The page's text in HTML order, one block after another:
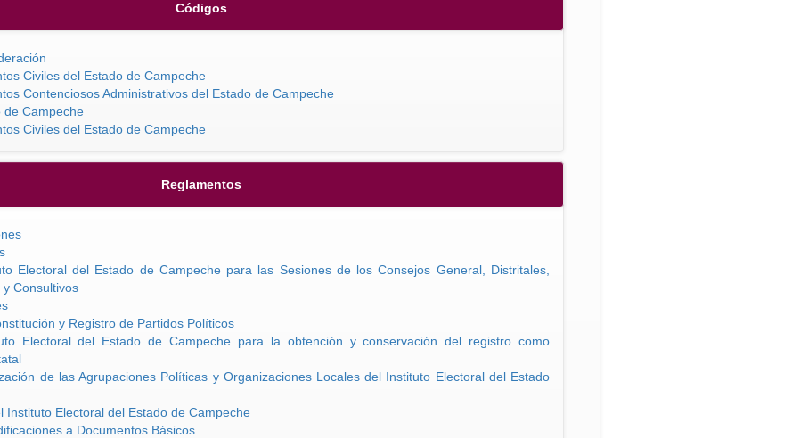
Códigos
Civiles del Estado de Campeche
Contenciosos Administrativos del Estado de Campeche
de Campeche
Civiles del Estado de Campeche
Reglamentos
Electoral del Estado de Campeche para las Sesiones de los Consejos General, Distritales,
Consultivos
y Registro de Partidos Políticos
Electoral del Estado de Campeche para la obtención y conservación del registro como
de las Agrupaciones Políticas y Organizaciones Locales del Instituto Electoral del Estado
Instituto Electoral del Estado de Campeche
a Documentos Básicos